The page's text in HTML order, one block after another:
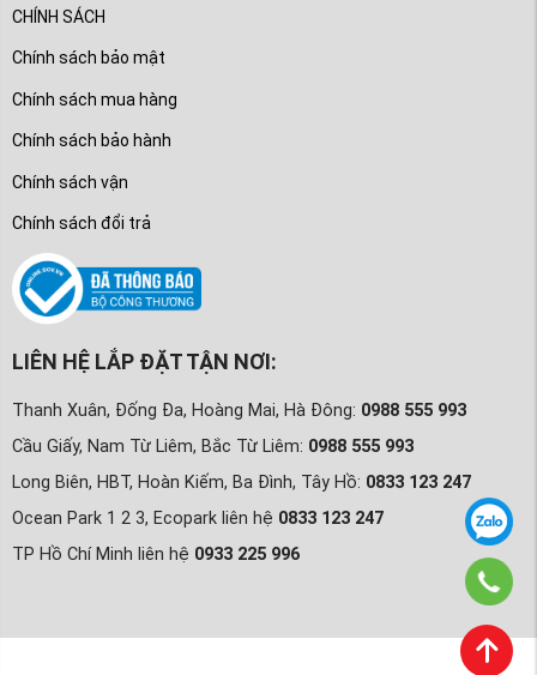
CHÍNH SÁCH
Chính sách bảo mật
Chính sách mua hàng
Chính sách bảo hành
Chính sách vận
Chính sách đổi trả
LIÊN HỆ LẮP ĐẶT TẬN NƠI:
Thanh Xuân, Đống Đa, Hoàng Mai, Hà Đông: 0988 555 993
Cầu Giấy, Nam Từ Liêm, Bắc Từ Liêm: 0988 555 993
Long Biên, HBT, Hoàn Kiếm, Ba Đình, Tây Hồ: 0833 123 247
Ocean Park 1 2 3, Ecopark liên hệ 0833 123 247
TP Hồ Chí Minh liên hệ 0933 225 996